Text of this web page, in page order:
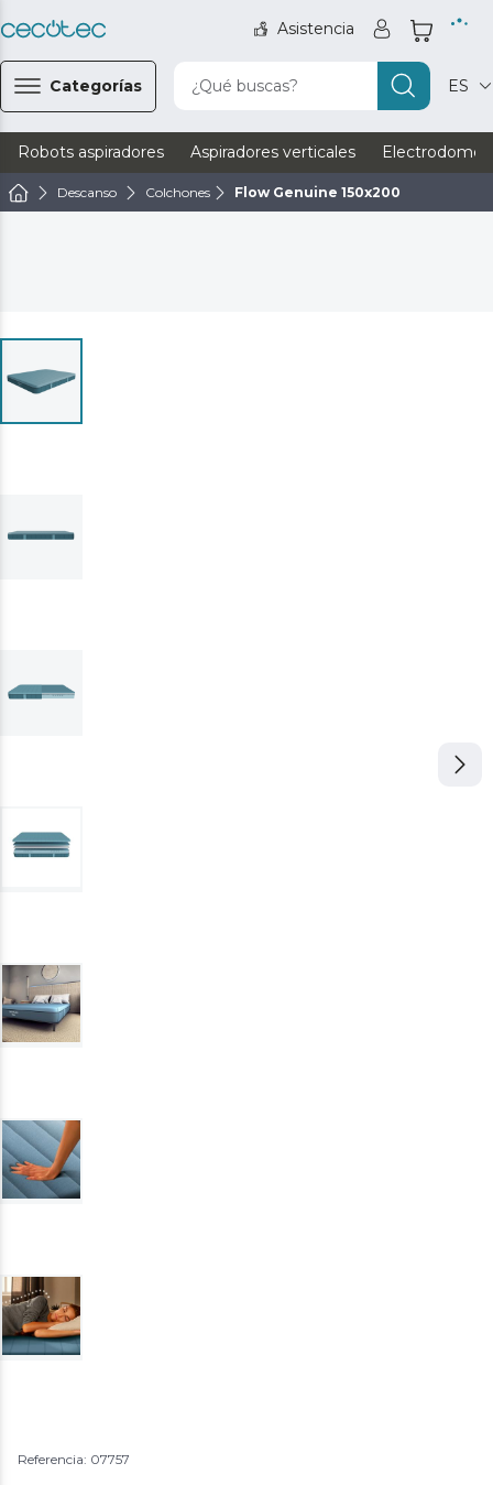
Asistencia
Categorías ¿Qué buscas? ES
Robots aspiradores Aspiradores verticales
Descanso Colchones Flow Genuine 150x200
Referencia: 07757